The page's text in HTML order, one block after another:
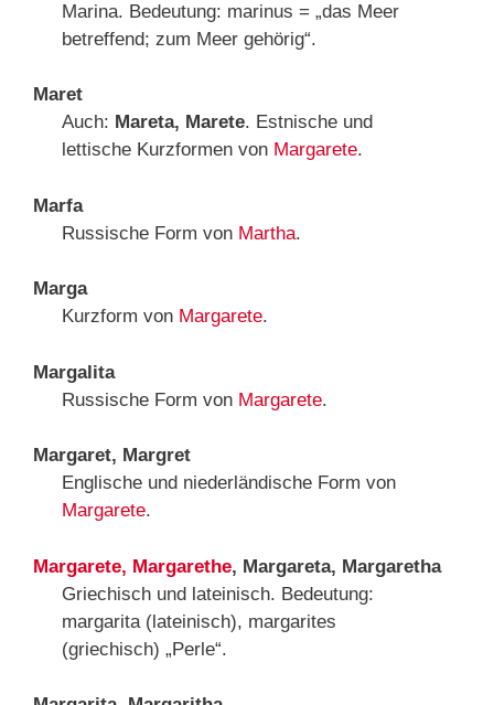
Marina. Bedeutung: marinus = „das Meer
betreffend; zum Meer gehörig“.
Maret
Auch: Mareta, Marete. Estnische und
lettische Kurzformen von Margarete.
Marfa
Russische Form von Martha.
Marga
Kurzform von Margarete.
Margalita
Russische Form von Margarete.
Margaret, Margret
Englische und niederländische Form von
Margarete.
Margarete, Margarethe, Margareta, Margaretha
Griechisch und lateinisch. Bedeutung:
margarita (lateinisch), margarites
(griechisch) „Perle“.